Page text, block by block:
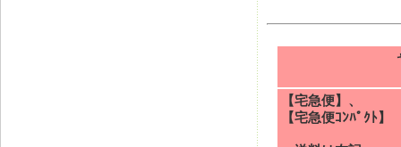
【宅急便】、
【宅急便ｺﾝﾊﾟｸﾄ】